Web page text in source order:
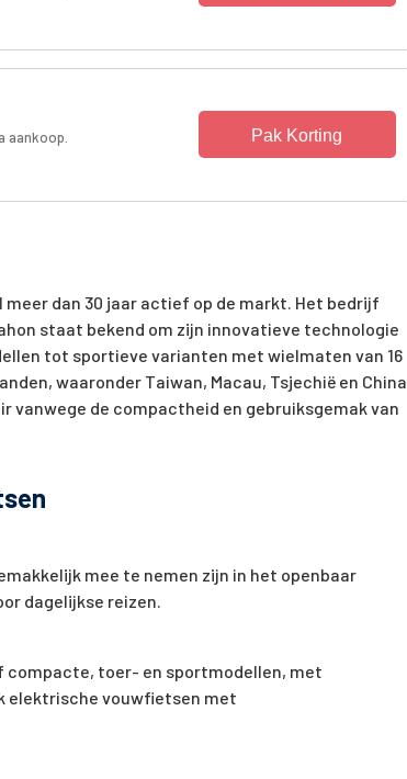
aankoop. Pak Korting
dan 30 jaar actief op de markt. Het bedrijf
staat bekend om zijn innovatieve technologie
tot sportieve varianten met wielmaten van 16
waaronder Taiwan, Macau, Tsjechië en China.
vanwege de compactheid en gebruiksgemak van
mee te nemen zijn in het openbaar
dagelijkse reizen.
compacte, toer- en sportmodellen, met
elektrische vouwfietsen met